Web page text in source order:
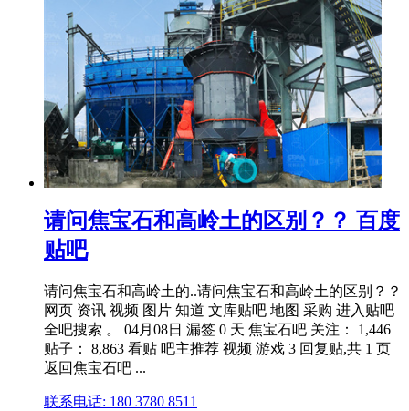
请问焦宝石和高岭土的区别？？ 百度
贴吧
请问焦宝石和高岭土的..请问焦宝石和高岭土的区别？？
网页 资讯 视频 图片 知道 文库贴吧 地图 采购 进入贴吧
全吧搜索 。 04月08日 漏签 0 天 焦宝石吧 关注： 1,446
贴子： 8,863 看贴 吧主推荐 视频 游戏 3 回复贴,共 1 页
返回焦宝石吧 ...
联系电话: 180 3780 8511